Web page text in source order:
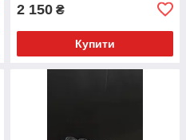
2 150 ₴
Купити